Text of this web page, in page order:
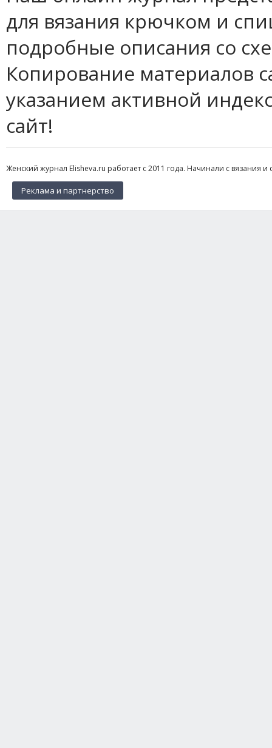
для вязания крючком и
подробные описания со
Копирование материалов
указанием активной
сайт!
Женский журнал Elisheva.ru работает с 2011 года. Начинали с вязания
Реклама и партнерство